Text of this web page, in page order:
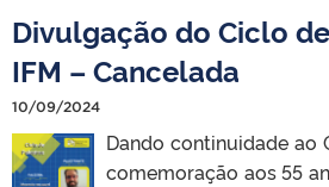
Divulgação do Ciclo
IFM – Cancelada
10/09/2024
Dando continuidade ao
comemoração aos 55